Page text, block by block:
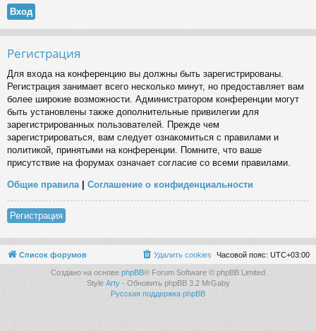
Регистрация
Для входа на конференцию вы должны быть зарегистрированы.
Регистрация занимает всего несколько минут, но предоставляет вам
более широкие возможности. Администратором конференции могут
быть установлены также дополнительные привилегии для
зарегистрированных пользователей. Прежде чем
зарегистрироваться, вам следует ознакомиться с правилами и
политикой, принятыми на конференции. Помните, что ваше
присутствие на форумах означает согласие со всеми правилами.
Общие правила | Соглашение о конфиденциальности
Регистрация
Список форумов Часовой пояс: UTC+03:00
Удалить cookies
Создано на основе phpBB® Forum Software © phpBB Limited
Style Arty- Обновить phpBB 3.2 MrGaby
Русская поддержка phpBB